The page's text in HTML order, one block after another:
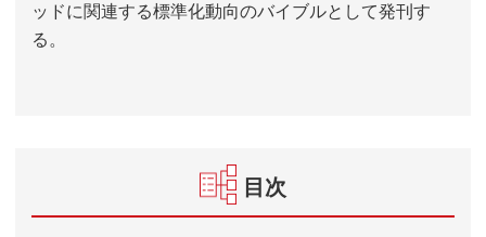
ッドに関連する標準化動向のバイブルとして発刊す
る。
目次